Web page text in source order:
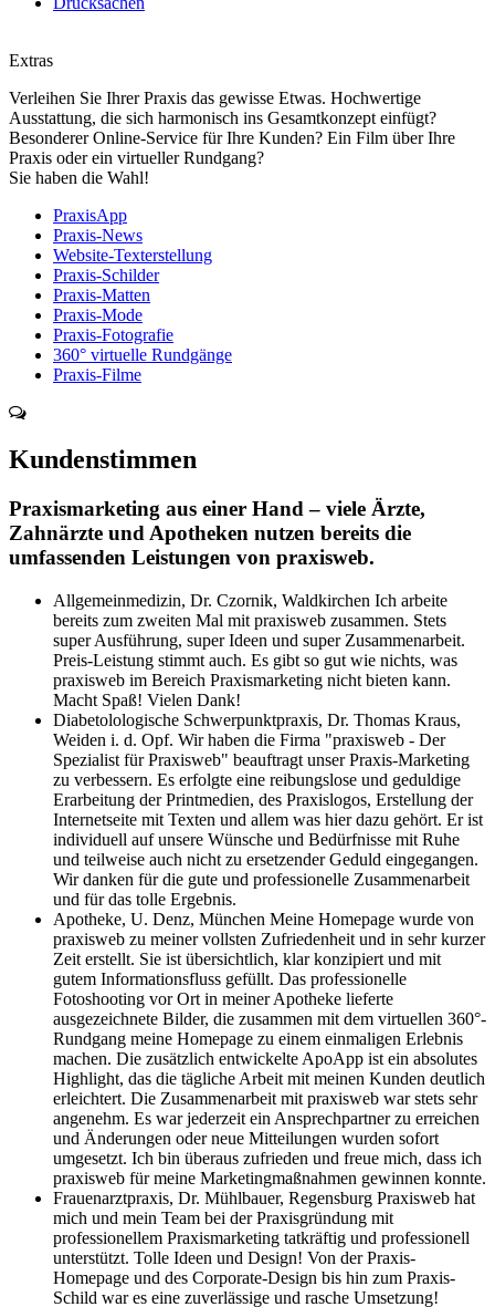
Extras
Verleihen Sie Ihrer Praxis das gewisse Etwas. Hochwertige
Ausstattung, die sich harmonisch ins Gesamtkonzept einfügt?
Besonderer Online-Service für Ihre Kunden? Ein Film über Ihre
Praxis oder ein virtueller Rundgang?
Sie haben die Wahl!
PraxisApp
Praxis-News
Website-Texterstellung
Praxis-Schilder
Praxis-Matten
Praxis-Mode
Praxis-Fotografie
360° virtuelle Rundgänge
Praxis-Filme
Kundenstimmen
Praxismarketing aus einer Hand – viele Ärzte,
Zahnärzte und Apotheken nutzen bereits die
umfassenden Leistungen von praxisweb.
Allgemeinmedizin, Dr. Czornik, Waldkirchen Ich arbeite
bereits zum zweiten Mal mit praxisweb zusammen. Stets
super Ausführung, super Ideen und super Zusammenarbeit.
Preis-Leistung stimmt auch. Es gibt so gut wie nichts, was
praxisweb im Bereich Praxismarketing nicht bieten kann.
Macht Spaß! Vielen Dank!
Diabetolologische Schwerpunktpraxis, Dr. Thomas Kraus,
Weiden i. d. Opf. Wir haben die Firma "praxisweb - Der
Spezialist für Praxisweb" beauftragt unser Praxis-Marketing
zu verbessern. Es erfolgte eine reibungslose und geduldige
Erarbeitung der Printmedien, des Praxislogos, Erstellung der
Internetseite mit Texten und allem was hier dazu gehört. Er ist
individuell auf unsere Wünsche und Bedürfnisse mit Ruhe
und teilweise auch nicht zu ersetzender Geduld eingegangen.
Wir danken für die gute und professionelle Zusammenarbeit
und für das tolle Ergebnis.
Apotheke, U. Denz, München Meine Homepage wurde von
praxisweb zu meiner vollsten Zufriedenheit und in sehr kurzer
Zeit erstellt. Sie ist übersichtlich, klar konzipiert und mit
gutem Informationsfluss gefüllt. Das professionelle
Fotoshooting vor Ort in meiner Apotheke lieferte
ausgezeichnete Bilder, die zusammen mit dem virtuellen 360°-
Rundgang meine Homepage zu einem einmaligen Erlebnis
machen. Die zusätzlich entwickelte ApoApp ist ein absolutes
Highlight, das die tägliche Arbeit mit meinen Kunden deutlich
erleichtert. Die Zusammenarbeit mit praxisweb war stets sehr
angenehm. Es war jederzeit ein Ansprechpartner zu erreichen
und Änderungen oder neue Mitteilungen wurden sofort
umgesetzt. Ich bin überaus zufrieden und freue mich, dass ich
praxisweb für meine Marketingmaßnahmen gewinnen konnte.
Frauenarztpraxis, Dr. Mühlbauer, Regensburg Praxisweb hat
mich und mein Team bei der Praxisgründung mit
professionellem Praxismarketing tatkräftig und professionell
unterstützt. Tolle Ideen und Design! Von der Praxis-
Homepage und des Corporate-Design bis hin zum Praxis-
Schild war es eine zuverlässige und rasche Umsetzung!